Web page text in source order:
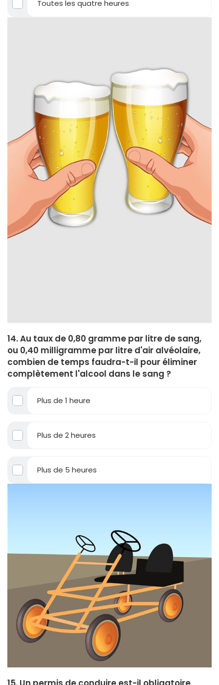
Toutes les quatre heures
14. Au taux de 0,80 gramme par litre de sang,
ou 0,40 milligramme par litre d'air alvéolaire,
combien de temps faudra-t-il pour éliminer
complètement l'alcool dans le sang ?
Plus de 1 heure
Plus de 2 heures
Plus de 5 heures